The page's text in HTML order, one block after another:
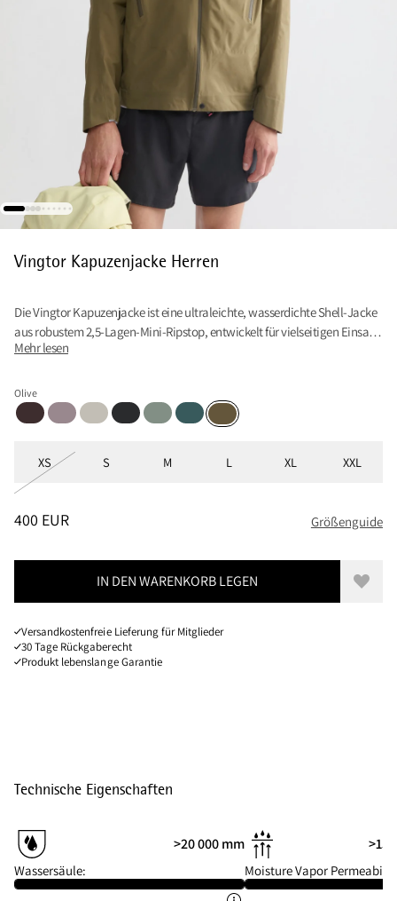
Vingtor Kapuzenjacke Herren
Die Vingtor Kapuzenjacke ist eine ultraleichte, wasserdichte Shell-Jacke
aus robustem 2,5-Lagen-Mini-Ripstop, entwickelt für vielseitigen Einsatz
am Berg.
Mehr lesen
Olive
Brown Umber
Purple Dove
MoonBlackFaded Green
Dark Deep Sea
Olive
XS S M L XL XXL
PREIS: 400 EUR, REDUZIERT VON 400 EUR
400 EUR Größenguide
IN DEN WARENKORB LEGEN Zur
Versandkostenfreie Lieferung für Mitglieder
30 Tage Rückgaberecht
Produkt lebenslange Garantie
Technische Eigenschaften
>20 000 mm
Wassersäule:
>15
Moisture Vapor